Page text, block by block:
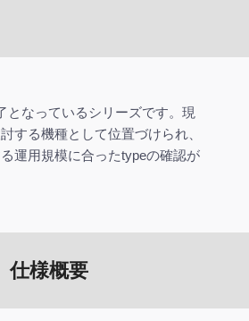
となっているシリーズです。現
する機種として位置づけられ、
運用規模に合ったtypeの確認が
仕様概要